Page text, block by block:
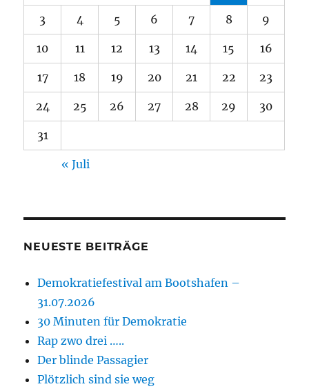
3 4 5 6 7 8 9
10 11 12 13 14 15 16
17 18 19 20 21 22 23
24 25 26 27 28 29 30
31
« Juli
NEUESTE BEITRÄGE
Demokratiefestival am Bootshafen –
31.07.2026
30 Minuten für Demokratie
Rap zwo drei …..
Der blinde Passagier
Plötzlich sind sie weg